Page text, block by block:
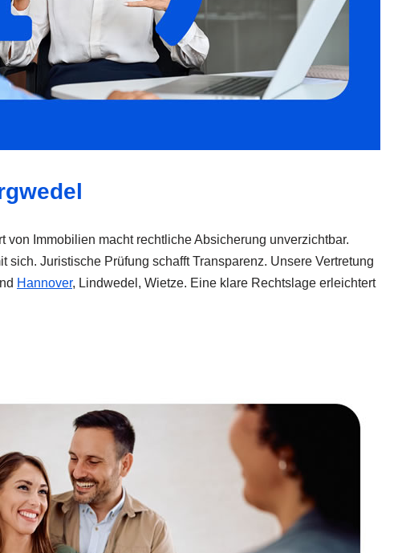
Immobilien macht rechtliche Absicherung unverzichtbar.
Juristische Prüfung schafft Transparenz. Unsere Vertretung
Hannover, Lindwedel, Wietze. Eine klare Rechtslage erleichtert